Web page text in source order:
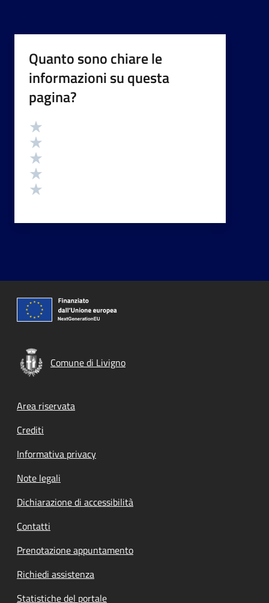
Quanto sono chiare le
informazioni su questa
pagina?
Valutazione
Comune di Livigno
Footer menu
Area riservata
Crediti
Informativa privacy
Note legali
Dichiarazione di accessibilità
Contatti
Prenotazione appuntamento
Richiedi assistenza
Statistiche del portale